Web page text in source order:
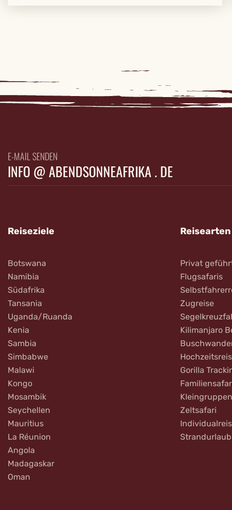
E-MAIL SENDEN
INFO @ ABENDSONNEAFRIKA . DE
Reiseziele
Botswana
Namibia
Südafrika
Tansania
Uganda/Ruanda
Kenia
Sambia
Simbabwe
Malawi
Kongo
Mosambik
Seychellen
Mauritius
La Réunion
Angola
Madagaskar
Oman
Reisearten
Privat
Flugsafaris
Zugreise
Kilimanjaro
Gorilla
Zeltsafari
Strandurlaub